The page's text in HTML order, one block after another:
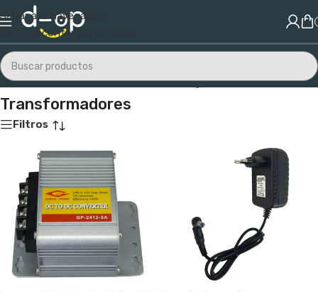
Saltar a la navegación
Saltar al contenido principal
Inicio/Electrónica/Transformadores/Página 2
Transformadores
Filtros